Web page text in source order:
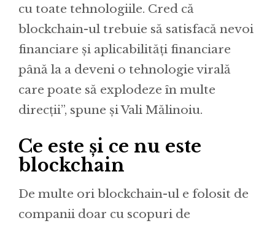
cu toate tehnologiile. Cred că
blockchain-ul trebuie să satisfacă nevoi
financiare și aplicabilități financiare
până la a deveni o tehnologie virală
care poate să explodeze în multe
direcții”, spune și Vali Mălinoiu.
Ce este și ce nu este
blockchain
De multe ori blockchain-ul e folosit de
companii doar cu scopuri de